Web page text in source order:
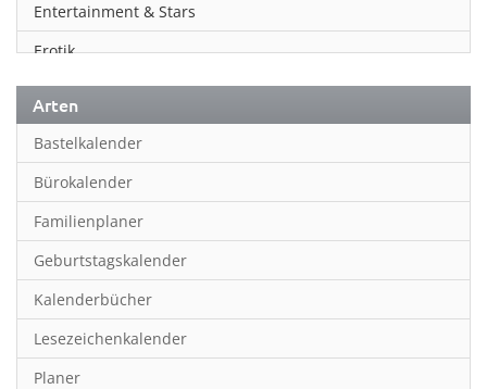
Entertainment & Stars
Erotik
Essen & Trinken
Familienplaner
Fantasy
Film
Fotokunst
Frauen
Fußball
Geburtstagskalender
Arten
Bastelkalender
Bürokalender
Familienplaner
Geburtstagskalender
Kalenderbücher
Lesezeichenkalender
Planer